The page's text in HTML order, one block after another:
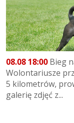
08.08 18:00 Bieg
Wolontariusze
5 kilometrów,
galerię zdjęć z...